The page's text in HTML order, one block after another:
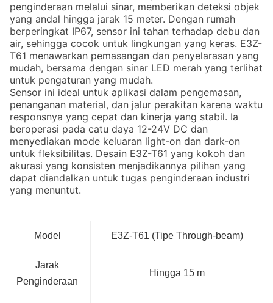
penginderaan melalui sinar, memberikan deteksi objek
yang andal hingga jarak 15 meter. Dengan rumah
berperingkat IP67, sensor ini tahan terhadap debu dan
air, sehingga cocok untuk lingkungan yang keras. E3Z-
T61 menawarkan pemasangan dan penyelarasan yang
mudah, bersama dengan sinar LED merah yang terlihat
untuk pengaturan yang mudah.
Sensor ini ideal untuk aplikasi dalam pengemasan,
penanganan material, dan jalur perakitan karena waktu
responsnya yang cepat dan kinerja yang stabil. Ia
beroperasi pada catu daya 12-24V DC dan
menyediakan mode keluaran light-on dan dark-on
untuk fleksibilitas. Desain E3Z-T61 yang kokoh dan
akurasi yang konsisten menjadikannya pilihan yang
dapat diandalkan untuk tugas penginderaan industri
yang menuntut.
Model E3Z-T61 (Tipe Through-beam)
Jarak
Penginderaan
Hingga 15 m